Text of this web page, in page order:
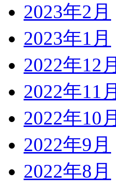
2023年2月
2023年1月
2022年12月
2022年11月
2022年10月
2022年9月
2022年8月